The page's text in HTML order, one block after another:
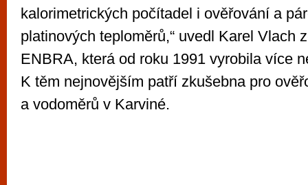
kalorimetrických počítadel i ověřování a
platinových teploměrů,“ uvedl Karel Vlach
ENBRA, která od roku 1991 vyrobila více
K těm nejnovějším patří zkušebna pro
a vodoměrů v Karviné.